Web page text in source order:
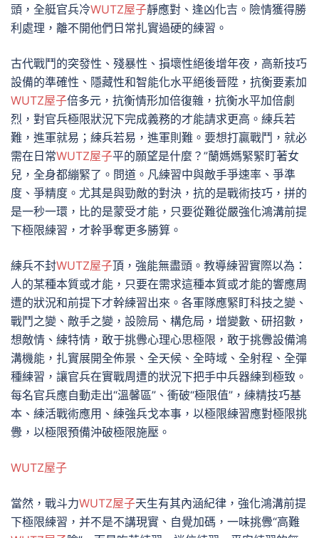
頭，全艇官兵冷WUTZ屋子靜應對、逢凶化吉。險情獲得勝
利處理，離不開他們日常扎實過硬的練習。
古代戰鬥的突發性、殘暴性、損壞性絕後增年夜，高新技巧
設備的準確性、隱藏性和智能化水平絕後晉陞，抗衡要素加
WUTZ屋子倍多元，抗衡情形加倍復雜，抗衡水平加倍劇
烈，對官兵極限狀況下完成義務的才能請求更高。練兵若
難，進軍就易；練兵若易，進軍則難。要想打贏戰鬥，就必
需在日常WUTZ屋子平的願望是什麼？”蘭媽媽緊緊盯著女
兒，全身都繃緊了。問道。凡練習中與敵手爭速率、爭準
度、爭精度。尤其是與勁敵的對決，抗的是戰術技巧，拼的
是一秒一環，比的是蒙受才能，只要從難從嚴強化鴻溝前提
下極限練習，才幹爭奪更多勝算。
練兵不封WUTZ屋子頂，強能無盡頭。教導練習實際以為：
人的某種本質或才能，只要在需求這種本質或才能的響應周
遭的狀況和前提下才幹練習出來。各軍隊應緊盯科技之變、
戰鬥之變、敵手之變，設險局、構危局，增變數、研招數，
想敵情、練特情，敢于挑釁心理心思極限，敢于挑釁設備鴻
溝機能，扎實展開全佈景、全天候、全時域、全射程、全彈
種練習，讓官兵在實戰周遭的狀況下把手中兵器練到極致。
每名官兵應自動走出“溫馨區”、衝破“極限值”，練精技巧基
本、練活戰術應用、練強兵戈本事，以極限練習應對極限挑
釁，以極限預備沖破極限施壓。
WUTZ屋子
當然，戰斗力WUTZ屋子天生有其內涵紀律，強化鴻溝前提
下極限練習，并不是不講現實、自覺加碼，一味挑釁“高難